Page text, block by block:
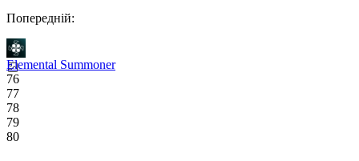
Попередній:
Elemental Summoner
76
77
78
79
80